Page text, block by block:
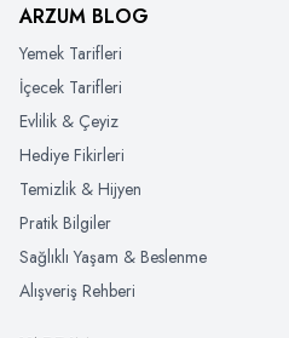
ARZUM BLOG
Yemek Tarifleri
İçecek Tarifleri
Evlilik & Çeyiz
Hediye Fikirleri
Temizlik & Hijyen
Pratik Bilgiler
Sağlıklı Yaşam & Beslenme
Alışveriş Rehberi